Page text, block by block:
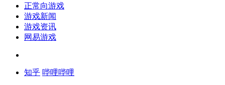
正常向游戏
游戏新闻
游戏资讯
网易游戏
知乎 哔哩哔哩